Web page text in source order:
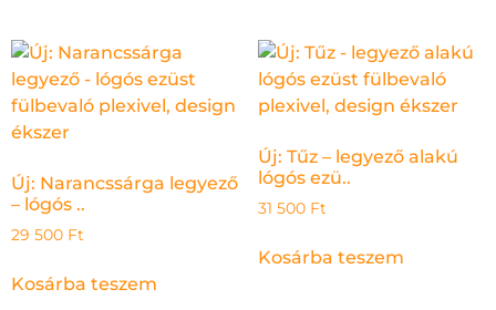
Új: Narancssárga legyező
– lógós ..
29 500 Ft
Kosárba teszem
Új: Tűz – legyező alakú
lógós ezü..
31 500 Ft
Kosárba teszem